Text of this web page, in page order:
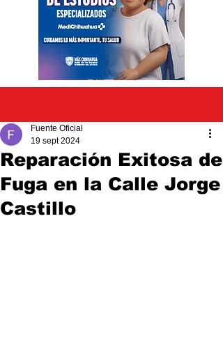
Reparación Exitosa de
Fuga en la Calle Jorge
Castillo
Fuente Oficial
19 sept 2024